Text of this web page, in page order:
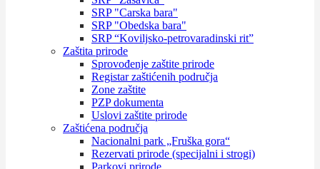
SRP "Carska bara"
SRP "Obedska bara"
SRP “Koviljsko-petrovaradinski rit”
Zaštita prirode
Sprovođenje zaštite prirode
Registar zaštićenih područja
Zone zaštite
PZP dokumenta
Uslovi zaštite prirode
Zaštićena područja
Nacionalni park „Fruška gora“
Rezervati prirode (specijalni i strogi)